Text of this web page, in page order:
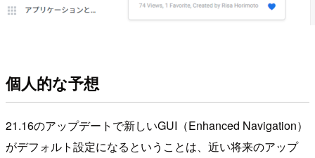
個人的な予想
21.16のアップデートで新しいGUI（Enhanced Navigation）
がデフォルト設定になるということは、近い将来のアップ